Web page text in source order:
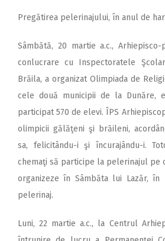
Pregătirea pelerinajului, în anul de har
Sâmbătă, 20 martie a.c.,
conlucrare cu Inspectoratele
Brăila, a organizat Olimpiada de
cele două municipii de la Dunăre,
participat 570 de elevi. ÎPS
olimpicii gălăţeni şi brăileni,
sa, felicitându-i şi încurajându-i.
chemaţi să participe la pelerinajul pe
organizeze în Sâmbăta lui Lazăr,
pelerinaj.
Luni, 22 martie a.c., la Centrul